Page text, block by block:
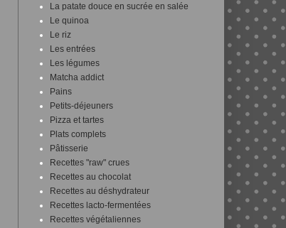
La patate douce en sucrée en salée
Le quinoa
Le riz
Les entrées
Les légumes
Matcha addict
Pains
Petits-déjeuners
Pizza et tartes
Plats complets
Pâtisserie
Recettes "raw" crues
Recettes au chocolat
Recettes au déshydrateur
Recettes lacto-fermentées
Recettes végétaliennes